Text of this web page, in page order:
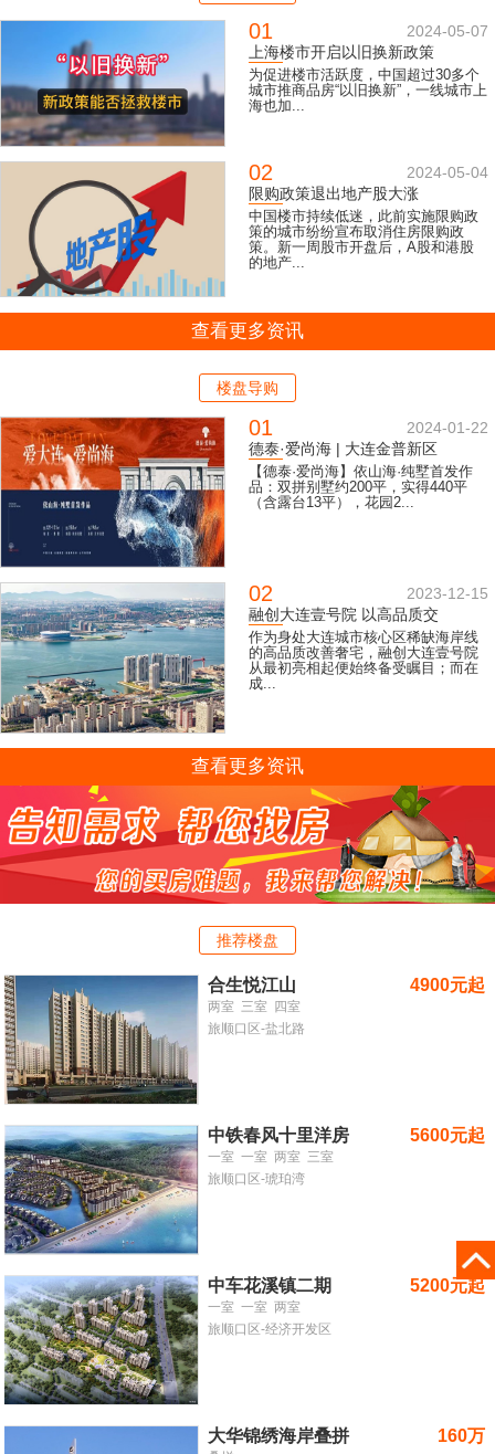
01
2024-05-07
上海楼市开启以旧换新政策
为促进楼市活跃度，中国超过30多个
城市推商品房“以旧换新”，一线城市上
海也加...
02
2024-05-04
限购政策退出地产股大涨
中国楼市持续低迷，此前实施限购政
策的城市纷纷宣布取消住房限购政
策。新一周股市开盘后，A股和港股
的地产...
查看更多资讯
楼盘导购
01
2024-01-22
德泰·爱尚海 | 大连金普新区
【德泰·爱尚海】依山海·纯墅首发作
品：双拼别墅约200平，实得440平
（含露台13平），花园2...
02
2023-12-15
融创大连壹号院 以高品质交
作为身处大连城市核心区稀缺海岸线
的高品质改善奢宅，融创大连壹号院
从最初亮相起便始终备受瞩目；而在
成...
查看更多资讯
推荐楼盘
合生悦江山 4900元起
两室 三室
四室
旅顺口区-盐北路
中铁春风十里洋房 5600元起
一室一室两室 三室
旅顺口区-琥珀湾
中车花溪镇二期 5200元起
一室一室两室
旅顺口区-经济开发区
大华锦绣海岸叠拼 160万